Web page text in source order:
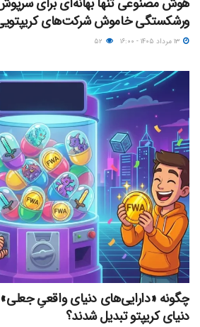
ورشکستگی خاموش شرکت‌های
چگونه «دارایی‌های دنیای واقعیِ
دنیای کریپتو تبدیل شدند؟